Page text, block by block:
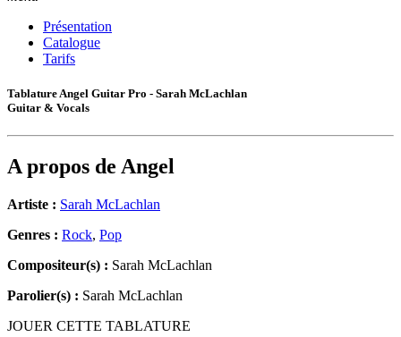
Présentation
Catalogue
Tarifs
Tablature Angel Guitar Pro - Sarah McLachlan
Guitar & Vocals
A propos de Angel
Artiste : Sarah McLachlan
Genres : Rock, Pop
Compositeur(s) : Sarah McLachlan
Parolier(s) : Sarah McLachlan
JOUER CETTE TABLATURE